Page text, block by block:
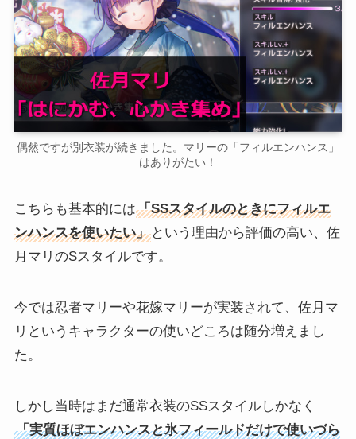
偶然ですが別衣装が続きました。マリーの「フィルエンハンス」
はありがたい！
こちらも基本的には「SSスタイルのときにフィルエ
ンハンスを使いたい」という理由から評価の高い、佐
月マリのSスタイルです。
今では忍者マリーや花嫁マリーが実装されて、佐月マ
リというキャラクターの使いどころは随分増えまし
た。
しかし当時はまだ通常衣装のSSスタイルしかなく
「実質ほぼエンハンスと氷フィールドだけで使いづら